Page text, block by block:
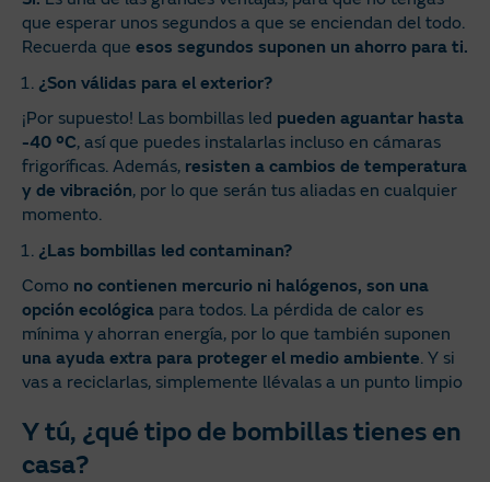
que esperar unos segundos a que se enciendan del todo.
Recuerda que esos segundos suponen un ahorro para ti.
¿Son válidas para el exterior?
¡Por supuesto! Las bombillas led pueden aguantar hasta
-40 ºC, así que puedes instalarlas incluso en cámaras
frigoríficas. Además, resisten a cambios de temperatura
y de vibración, por lo que serán tus aliadas en cualquier
momento.
¿Las bombillas led contaminan?
Como no contienen mercurio ni halógenos, son una
opción ecológica para todos. La pérdida de calor es
mínima y ahorran energía, por lo que también suponen
una ayuda extra para proteger el medio ambiente. Y si
vas a reciclarlas, simplemente llévalas a un punto limpio
Y tú, ¿qué tipo de bombillas tienes en
casa?